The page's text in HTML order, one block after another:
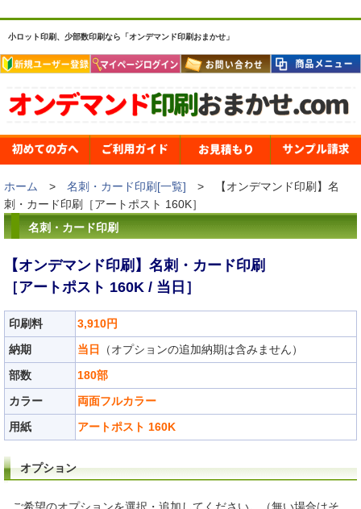
小ロット印刷、少部数印刷なら「オンデマンド印刷おまかせ」
ホーム > 名刺・カード印刷[一覧] > 【オンデマンド印刷】名
刺・カード印刷［アートポスト 160K］
名刺・カード印刷
【オンデマンド印刷】名刺・カード印刷
［アートポスト 160K / 当日］
印刷料
3,910円
納期
当日
（オプションの追加納期は含みません）
部数
180部
カラー
両面フルカラー
用紙
アートポスト 160K
オプション
ご希望のオプションを選択・追加してください。（無い場合はそ